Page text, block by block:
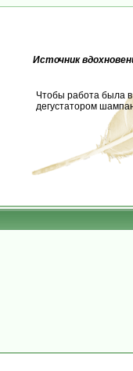
Источник
Чтобы работа была в
дегустатором